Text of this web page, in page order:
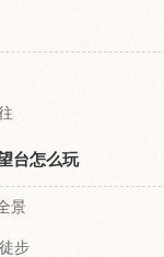
台怎么玩
景
步